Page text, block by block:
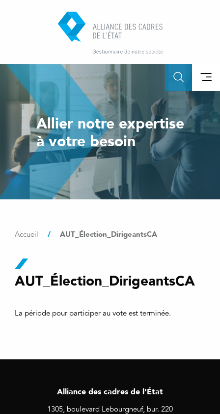
Allier notre expertise
à votre besoin
Accueil / AUT_Élection_DirigeantsCA
AUT_Élection_DirigeantsCA
La période pour participer au vote est terminée.
Alliance des cadres de l’État
1305, boulevard Lebourgneuf, bur. 220